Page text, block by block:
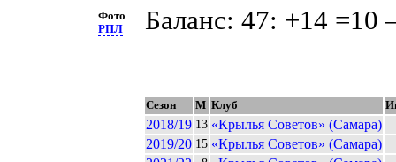
Фото
РПЛ
Баланс: 47: +14 =10
Сезон М Клуб
2018/19 13 «Крылья Советов» (Самара)
2019/20 15 «Крылья Советов» (Самара)